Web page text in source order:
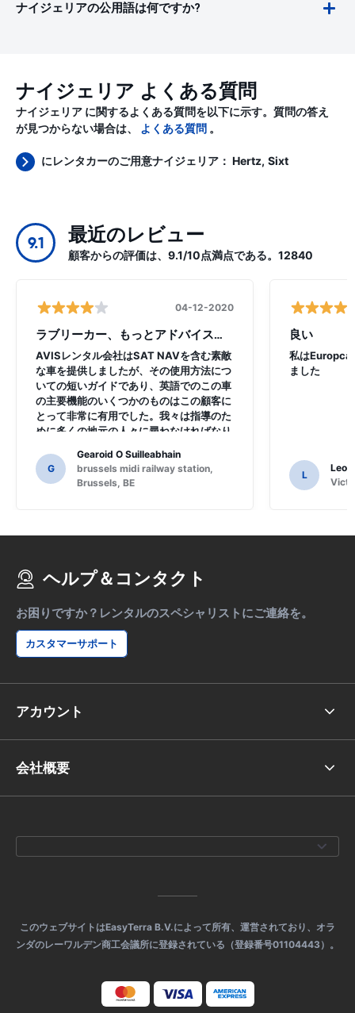
ナイジェリアの公用語は何ですか?
ナイジェリア よくある質問
ナイジェリア に関するよくある質問を以下に示す。質問の答え
が見つからない場合は、
よくある質問 。
にレンタカーのご用意ナイジェリア： Hertz Sixt
9.1 最近のレビュー
顧客からの評価は、9.1/10点満点である。12840
04-12-2020
ラブリーカー、もっとアドバイスが必要
AVISレンタル会社はSAT NAVを含む素敵
な車を提供しましたが、その使用方法につ
いての短いガイドであり、英語でのこの車
の主要機能のいくつかのものはこの顧客に
とって非常に有用でした。我々は指導のた
めに多くの地元の人々に尋ねなければなり
NAVの機能を理解していないかも知れない
かもしれません。
G
Gearoid O Suilleabhain
brussels midi railway station,
Brussels, BE
良い
私は
ました
L
ヘルプ＆コンタクト
お困りですか？レンタルのスペシャリストにご連絡を。
カスタマーサポート
アカウント
会社概要
このウェブサイトはEasyTerra B.V.によって所有、運営されており、オラ
ンダのレーワルデン商工会議所に登録されている（登録番号01104443）。